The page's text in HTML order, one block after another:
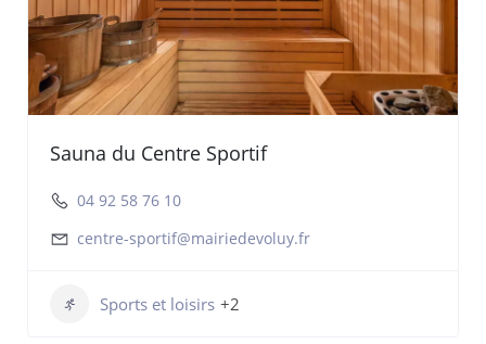
Sauna du Centre Sportif
04 92 58 76 10
centre-sportif@mairiedevoluy.fr
Sports et loisirs +2